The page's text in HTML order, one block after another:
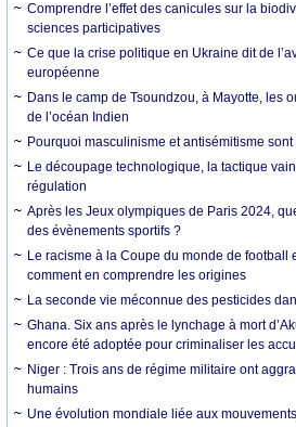
Comprendre l’effet des canicules sur la
sciences participatives
Ce que la crise politique en Ukraine dit de
européenne
Dans le camp de Tsoundzou, à Mayotte, les
de l’océan Indien
Pourquoi masculinisme et antisémitisme
Le découpage technologique, la tactique
régulation
Après les Jeux olympiques de Paris 2024,
des évènements sportifs ?
Le racisme à la Coupe du monde de football
comment en comprendre les origines
La seconde vie méconnue des pesticides
Ghana. Six ans après le lynchage à mort
encore été adoptée pour criminaliser les
Niger : Trois ans de régime militaire ont
humains
Une évolution mondiale liée aux